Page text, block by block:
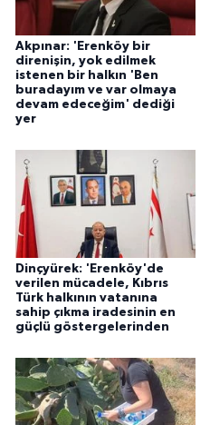
Akpınar: 'Erenköy bir
direnişin, yok edilmek
istenen bir halkın 'Ben
buradayım ve var olmaya
devam edeceğim' dediği
yer
Dinçyürek: 'Erenköy'de
verilen mücadele, Kıbrıs
Türk halkının vatanına
sahip çıkma iradesinin en
güçlü göstergelerinden